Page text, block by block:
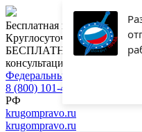
Бесплатная консультация
Круглосуточная горячая
БЕСПЛАТНАЯ
консультация
Федеральный номер
8 (800) 101-46-28
РФ
krugompravo.ru
krugompravo.ru